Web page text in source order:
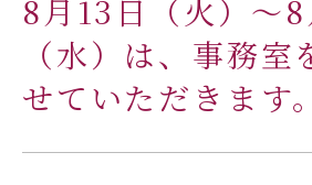
お知らせ
小学校だより
保護者の方へ
8月13日（火）～8
（水）は、事務室
せていただきます。